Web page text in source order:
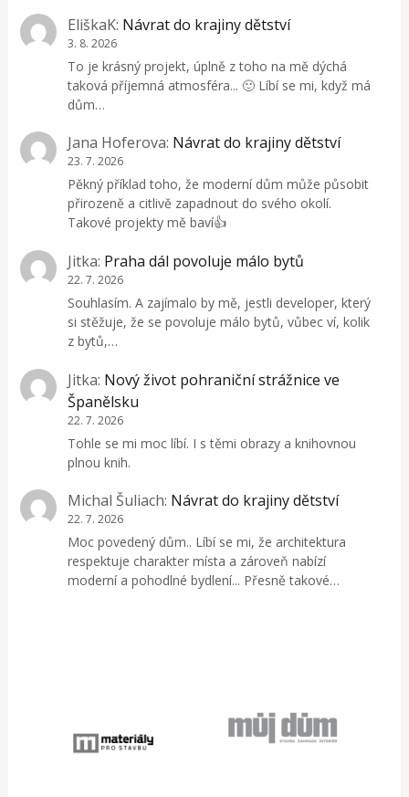
EliškaK: Návrat do krajiny dětství
3. 8. 2026
To je krásný projekt, úplně z toho na mě dýchá
taková příjemná atmosféra... 🙂 Líbí se mi, když má
dům…
Jana Hoferova: Návrat do krajiny dětství
23. 7. 2026
Pěkný příklad toho, že moderní dům může působit
přirozeně a citlivě zapadnout do svého okolí.
Takové projekty mě baví👍
Jitka: Praha dál povoluje málo bytů
22. 7. 2026
Souhlasím. A zajímalo by mě, jestli developer, který
si stěžuje, že se povoluje málo bytů, vůbec ví, kolik
z bytů,…
Jitka: Nový život pohraniční strážnice ve
Španělsku
22. 7. 2026
Tohle se mi moc líbí. I s těmi obrazy a knihovnou
plnou knih.
Michal Šuliach: Návrat do krajiny dětství
22. 7. 2026
Moc povedený dům.. Líbí se mi, že architektura
respektuje charakter místa a zároveň nabízí
moderní a pohodlné bydlení... Přesně takové…